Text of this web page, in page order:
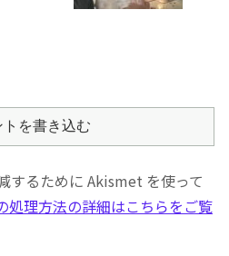
トを書き込む
するために Akismet を使って
処理方法の詳細はこちらをご覧